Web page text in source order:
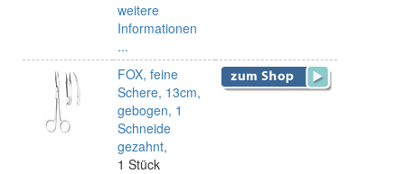
weitere
Informationen
...
FOX, feine
Schere, 13cm,
gebogen, 1
Schneide
gezahnt,
1 Stück